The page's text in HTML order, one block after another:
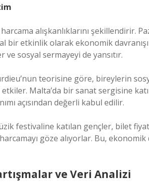
alışkanlıklarını şekillendirir.
bir etkinlik olarak ekonomik
sosyal sermayeyi de yansıtır.
teorisine göre, bireylerin
Malta’da bir sanat sergisine
açısından değerli kabul edilir.
festivaline katılan gençler, bilet
göze alıyorlar. Bu,
ve Veri Analizi